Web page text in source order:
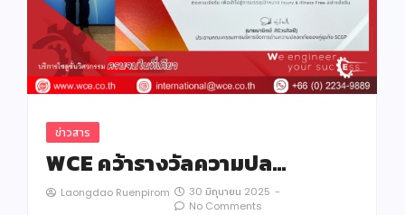
ข่าวสาร
WCE คว้ารางวัลความปล…
Laongdao Ruenpirom 30 มิถุนายน 2025 -
No Comments